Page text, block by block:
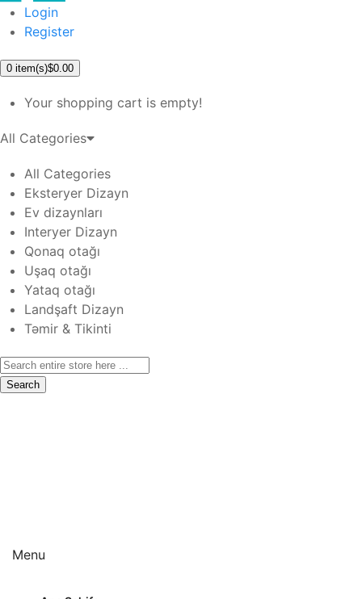
Login
Register
0 item(s)$0.00
Your shopping cart is empty!
All Categories
All Categories
Eksteryer Dizayn
Ev dizaynları
Interyer Dizayn
Qonaq otağı
Uşaq otağı
Yataq otağı
Landşaft Dizayn
Təmir & Tikinti
Search
Menu